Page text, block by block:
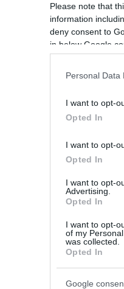
Please note that
information
deny consent to
in below Google
Personal Data
I want to opt-
Opted In
I want to opt-
Opted In
I want to opt-
Advertising.
Opted In
I want to opt-
of my
was collected.
Opted In
Google